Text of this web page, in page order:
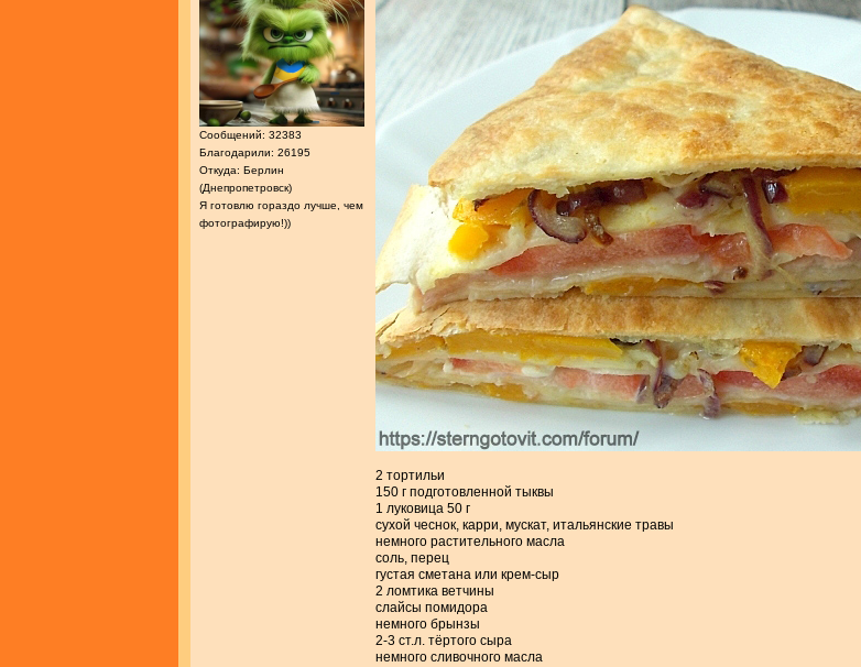
Сообщений: 32383
Благодарили: 26195
Откуда: Берлин
(Днепропетровск)
Я готовлю гораздо лучше, чем
фотографирую!))
2 тортильи
150 г подготовленной тыквы
1 луковица 50 г
сухой чеснок, карри, мускат, итальянские травы
немного растительного масла
соль, перец
густая сметана или крем-сыр
2 ломтика ветчины
слайсы помидора
немного брынзы
2-3 ст.л. тёртого сыра
немного сливочного масла